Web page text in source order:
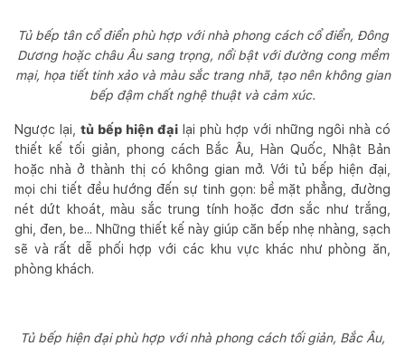
Tủ bếp tân cổ điển phù hợp với nhà phong cách cổ điển, Đông
Dương hoặc châu Âu sang trọng, nổi bật với đường cong mềm
mại, họa tiết tinh xảo và màu sắc trang nhã, tạo nên không gian
bếp đậm chất nghệ thuật và cảm xúc.
Ngược lại, tủ bếp hiện đại lại phù hợp với những ngôi nhà có
thiết kế tối giản, phong cách Bắc Âu, Hàn Quốc, Nhật Bản
hoặc nhà ở thành thị có không gian mở. Với tủ bếp hiện đại,
mọi chi tiết đều hướng đến sự tinh gọn: bề mặt phẳng, đường
nét dứt khoát, màu sắc trung tính hoặc đơn sắc như trắng,
ghi, đen, be... Những thiết kế này giúp căn bếp nhẹ nhàng, sạch
sẽ và rất dễ phối hợp với các khu vực khác như phòng ăn,
phòng khách.
Tủ bếp hiện đại phù hợp với nhà phong cách tối giản, Bắc Âu,